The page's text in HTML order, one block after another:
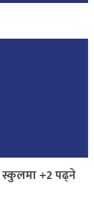
स्कुलमा +2 पढ्ने